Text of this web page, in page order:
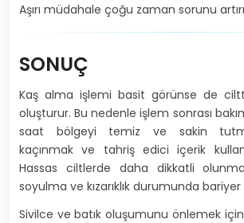
Aşırı müdahale çoğu zaman sorunu
SONUÇ
Kaş alma işlemi basit görünse de
oluşturur. Bu nedenle işlem sonrası
saat bölgeyi temiz ve sakin
kaçınmak ve tahriş edici içerik
Hassas ciltlerde daha dikkatli
soyulma ve kızarıklık durumunda
Sivilce ve batık oluşumunu önlemek